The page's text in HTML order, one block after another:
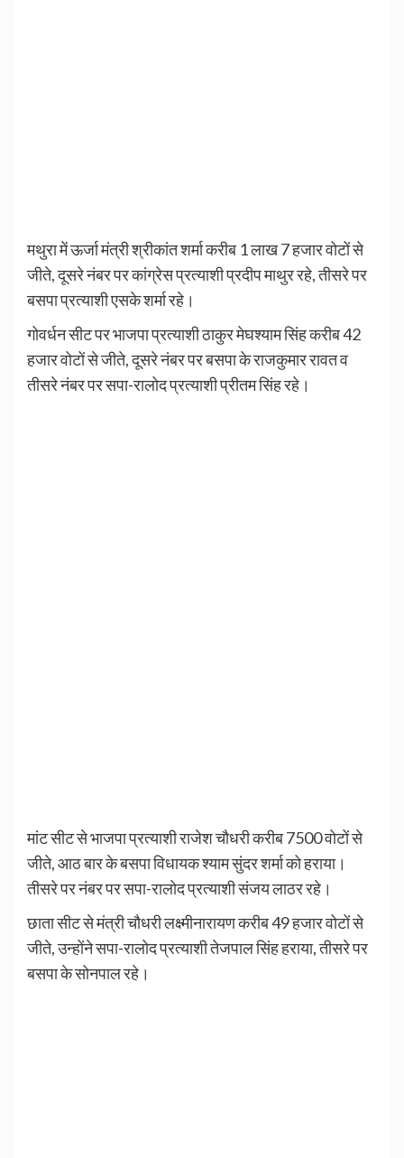
मथुरा में ऊर्जा मंत्री श्रीकांत शर्मा करीब 1 लाख 7 हजार वोटों से
जीते, दूसरे नंबर पर कांग्रेस प्रत्याशी प्रदीप माथुर रहे, तीसरे पर
बसपा प्रत्याशी एसके शर्मा रहे।
गोवर्धन सीट पर भाजपा प्रत्याशी ठाकुर मेघश्याम सिंह करीब 42
हजार वोटों से जीते, दूसरे नंबर पर बसपा के राजकुमार रावत व
तीसरे नंबर पर सपा-रालोद प्रत्याशी प्रीतम सिंह रहे।
मांट सीट से भाजपा प्रत्याशी राजेश चौधरी करीब 7500 वोटों से
जीते, आठ बार के बसपा विधायक श्याम सुंदर शर्मा को हराया।
तीसरे पर नंबर पर सपा-रालोद प्रत्याशी संजय लाठर रहे।
छाता सीट से मंत्री चौधरी लक्ष्मीनारायण करीब 49 हजार वोटों से
जीते, उन्होंने सपा-रालोद प्रत्याशी तेजपाल सिंह हराया, तीसरे पर
बसपा के सोनपाल रहे।